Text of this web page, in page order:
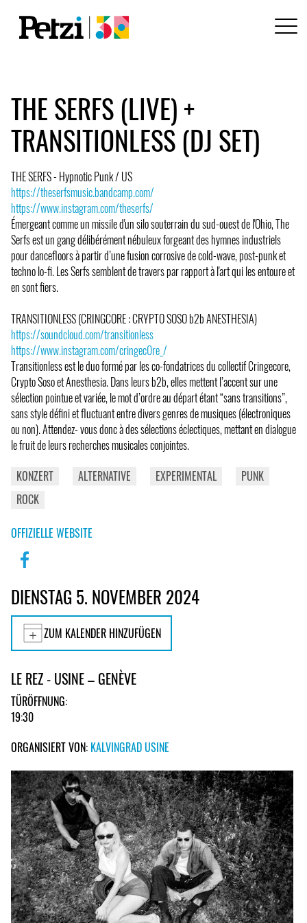
THE SERFS (LIVE) +
TRANSITIONLESS (DJ SET)
THE SERFS - Hypnotic Punk / US
https://theserfsmusic.bandcamp.com/
https://www.instagram.com/theserfs/
Émergeant comme un missile d'un silo souterrain du sud-ouest de l'Ohio, The
Serfs est un gang délibérément nébuleux forgeant des hymnes industriels
pour dancefloors à partir d’une fusion corrosive de cold-wave, post-punk et
techno lo-fi. Les Serfs semblent de travers par rapport à l'art qui les entoure et
en sont fiers.
TRANSITIONLESS (CRINGCORE : CRYPTO SOSO b2b ANESTHESIA)
https://soundcloud.com/transitionless
https://www.instagram.com/cringec0re_/
Transitionless est le duo formé par les co-fondatrices du collectif Cringecore,
Crypto Soso et Anesthesia. Dans leurs b2b, elles mettent l’accent sur une
sélection pointue et variée, le mot d’ordre au départ étant “sans transitions”,
sans style défini et fluctuant entre divers genres de musiques (électroniques
ou non). Attendez- vous donc à des sélections éclectiques, mettant en dialogue
le fruit de leurs recherches musicales conjointes.
KONZERT
ALTERNATIVE EXPERIMENTAL
PUNK
ROCK
OFFIZIELLE WEBSITE
DIENSTAG 5. NOVEMBER 2024
ZUM KALENDER HINZUFÜGEN
LE REZ - USINE – GENÈVE
TÜRÖFFNUNG:
19:30
ORGANISIERT VON: KALVINGRAD USINE